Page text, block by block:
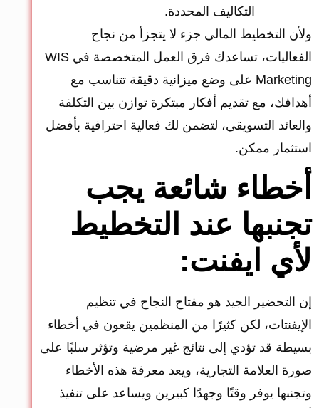
التكاليف المحددة.
ولأن التخطيط المالي جزء لا يتجزأ من نجاح
الفعاليات، تساعدك فرق العمل المتخصصة في WIS
Marketing على وضع ميزانية دقيقة تتناسب مع
أهدافك، مع تقديم أفكار مبتكرة توازن بين التكلفة
والعائد التسويقي، لتضمن لك فعالية احترافية بأفضل
استثمار ممكن.
أخطاء شائعة يجب
تجنبها عند التخطيط
لأي ايفنت:
إن التحضير الجيد هو مفتاح النجاح في تنظيم
الإيفنتات، لكن كثيرًا من المنظمين يقعون في أخطاء
بسيطة قد تؤدي إلى نتائج غير مرضية وتؤثر سلبًا على
صورة العلامة التجارية، ويعد معرفة هذه الأخطاء
وتجنبها يوفر وقتًا وجهدًا كبيرين ويساعد على تنفيذ